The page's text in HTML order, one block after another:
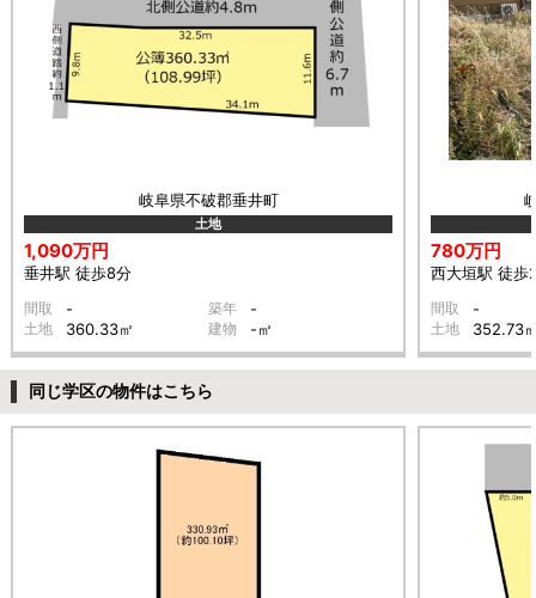
岐阜県不破郡垂井町
土地
1,090万円
垂井駅 徒歩8分
間取 - 築年 -
土地 360.33㎡ 建物 -㎡
780万円
西大垣駅 徒歩
間取 -
土地 352.73
同じ学区の物件はこちら